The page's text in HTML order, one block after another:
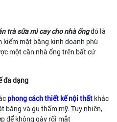
trà sữa mì cay cho nhà ốngđó là
kiếm mặt bằng kinh doanh phù
một căn nhà ống trên bất cứ
đa dạng
phong cách thiết kế nội thất khác
bằng và gu thẩm mỹ. Tuy nhiên,
để không gây rối mắt